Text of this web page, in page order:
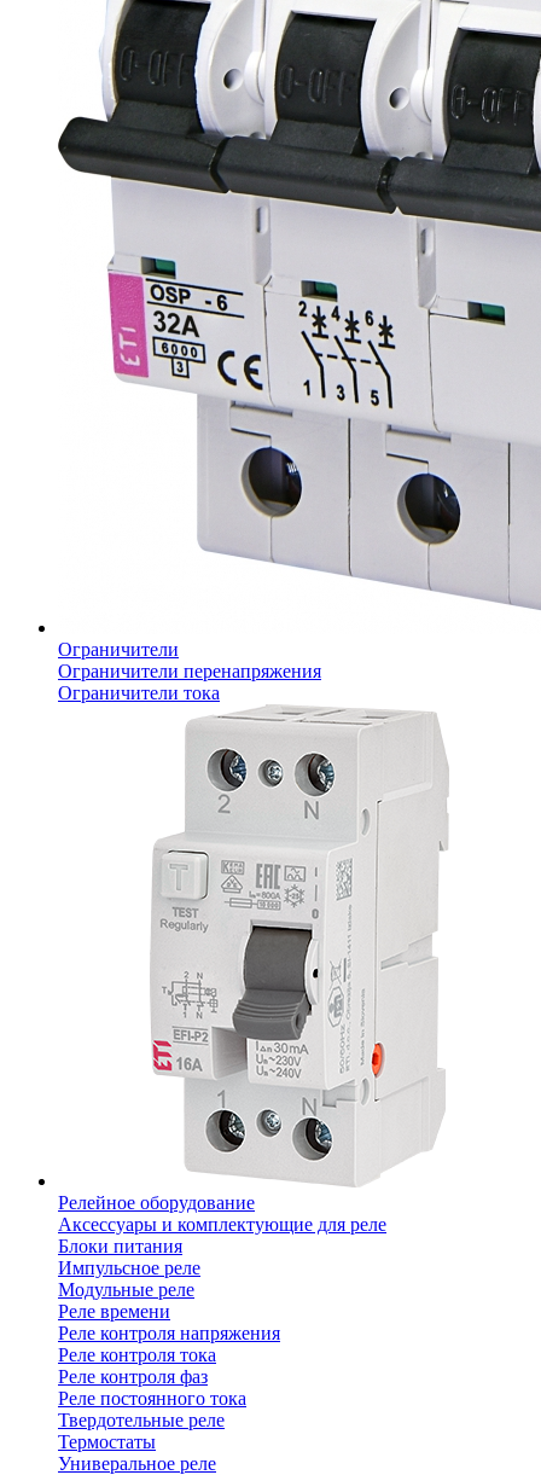
Ограничители
Ограничители перенапряжения
Ограничители тока
Релейное оборудование
Аксессуары и комплектующие для реле
Блоки питания
Импульсное реле
Модульные реле
Реле времени
Реле контроля напряжения
Реле контроля тока
Реле контроля фаз
Реле постоянного тока
Твердотельные реле
Термостаты
Универальное реле